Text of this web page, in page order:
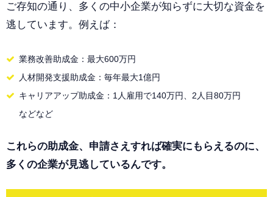
ご存知の通り、多くの中小企業が知らずに大切な資金を
逃しています。例えば：
業務改善助成金：最大600万円
人材開発支援助成金：毎年最大1億円
キャリアアップ助成金：1人雇用で140万円、2人目80万円
などなど
これらの助成金、申請さえすれば確実にもらえるのに、
多くの企業が見逃しているんです。